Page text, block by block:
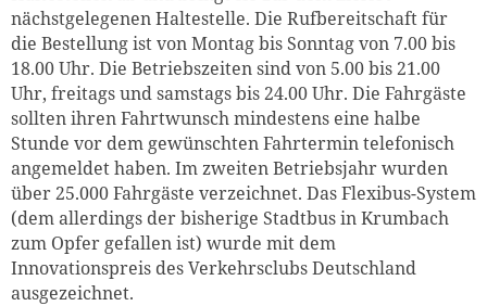
nächstgelegenen Haltestelle. Die Rufbereitschaft für
die Bestellung ist von Montag bis Sonntag von 7.00 bis
18.00 Uhr. Die Betriebszeiten sind von 5.00 bis 21.00
Uhr, freitags und samstags bis 24.00 Uhr. Die Fahrgäste
sollten ihren Fahrtwunsch mindestens eine halbe
Stunde vor dem gewünschten Fahrtermin telefonisch
angemeldet haben. Im zweiten Betriebsjahr wurden
über 25.000 Fahrgäste verzeichnet. Das Flexibus-System
(dem allerdings der bisherige Stadtbus in Krumbach
zum Opfer gefallen ist) wurde mit dem
Innovationspreis des Verkehrsclubs Deutschland
ausgezeichnet.